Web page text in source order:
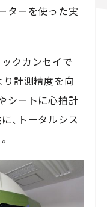
ターを使った実
クカンセイで
り計測精度を向
シートに心拍計
、トータルシス